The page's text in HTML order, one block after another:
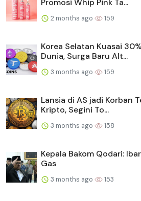
2 months ago 159
Korea Selatan Kuasai
Dunia, Surga Baru Alt...
3 months ago 159
Lansia di AS jadi Korban
Kripto, Segini To...
3 months ago 158
Kepala Bakom Qodari:
Gas
3 months ago 153